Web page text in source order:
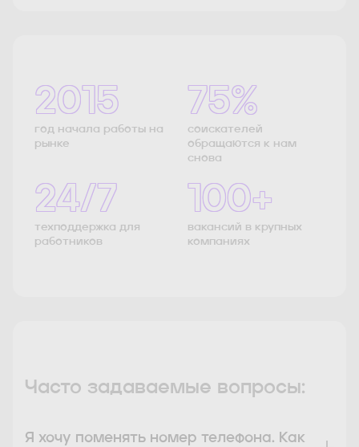
2015
год начала работы на
рынке
75%
соискателей
обращаются к нам
снова
24/7
техподдержка для
работников
100+
вакансий в крупных
компаниях
Часто задаваемые вопросы:
Я хочу поменять номер телефона. Как